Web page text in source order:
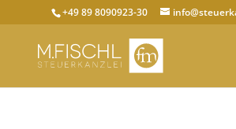
+49 89 8090923-30